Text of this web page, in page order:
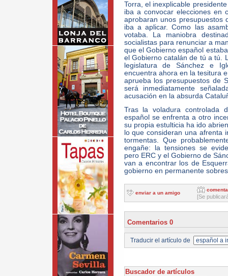
Torra, el inexplicable
iba a convocar elecciones en
aprobaran unos presupuestos
iba a aplicar. Como las
votaba. La maniobra
socialistas para renunciar a
que el Gobierno español
el Gobierno catalán de tú a tú.
legislatura de Sánchez e
encuentra ahora en la tesitura
aprueba los presupuestos de
será inmediatamente
acusación en la absurda
Tras la voladura controlada
español se enfrenta a otro
su propia estulticia ha ido
lo que consideran una afrenta
tormentas. Que
engañe: la tensiones se
pero ERC y el Gobierno de
van a encontrar los de
gobierno en permanente
enviar a un amigo
[Se
Comentarios 0
Traducir el artículo de
Buscador de artículos